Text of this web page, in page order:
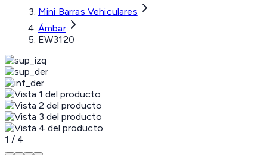
Mini Barras Vehiculares
Ámbar
EW3120
1 / 4